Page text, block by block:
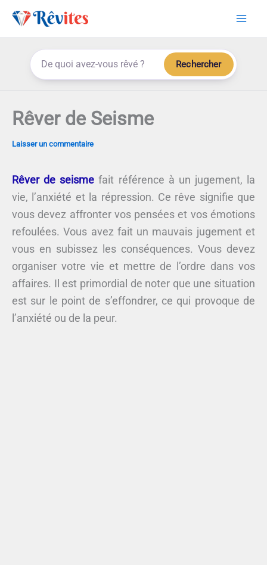
Aller
Rechercher
Rêver de Seisme
Laisser un commentaire
Rêver de seisme fait référence à un jugement, la
vie, l’anxiété et la répression. Ce rêve signifie que
vous devez affronter vos pensées et vos émotions
refoulées. Vous avez fait un mauvais jugement et
vous en subissez les conséquences. Vous devez
organiser votre vie et mettre de l’ordre dans vos
affaires. Il est primordial de noter que une situation
est sur le point de s’effondrer, ce qui provoque de
l’anxiété ou de la peur.